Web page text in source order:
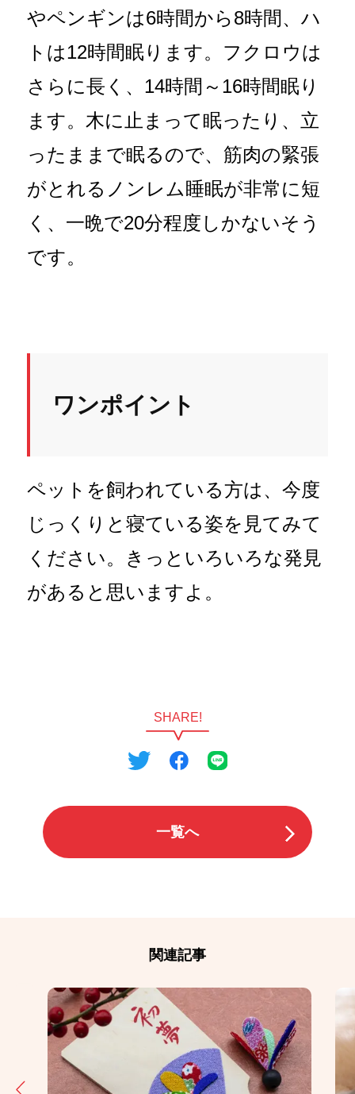
やペンギンは6時間から8時間、ハ
トは12時間眠ります。フクロウは
さらに長く、14時間～16時間眠り
ます。木に止まって眠ったり、立
ったままで眠るので、筋肉の緊張
がとれるノンレム睡眠が非常に短
く、一晩で20分程度しかないそう
です。
ワンポイント
ペットを飼われている方は、今度
じっくりと寝ている姿を見てみて
ください。きっといろいろな発見
があると思いますよ。
SHARE!
一覧へ
関連記事